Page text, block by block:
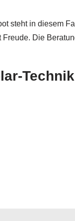
steht in diesem
Die